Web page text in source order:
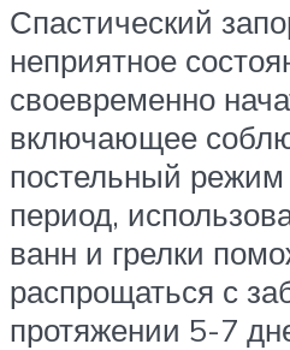
Спастический
неприятное
своевременно
включающее
постельный
период,
ванн и грелки
распрощаться с
протяжении 5-7